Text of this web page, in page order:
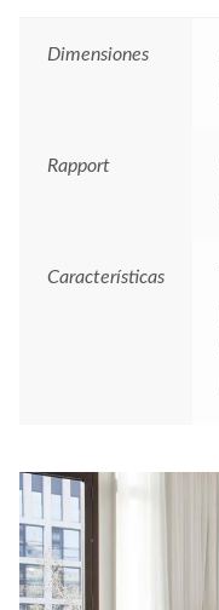
Dimensiones
Rapport
Características